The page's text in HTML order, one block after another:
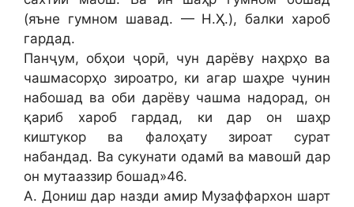
(яъне гумном шавад. — Н.Ҳ.), балки хароб
гардад.
Панҷум, обҳои ҷорӣ, чун дарёву наҳрҳо ва
чашмасорҳо зироатро, ки агар шаҳре чунин
набошад ва оби дарёву чашма надорад, он
қариб хароб гардад, ки дар он шаҳр
киштукор ва фалоҳату зироат сурат
набандад. Ва сукунати одамӣ ва мавошӣ дар
он мутааззир бошад»46.
А. Дониш дар назди амир Музаффархон шарт